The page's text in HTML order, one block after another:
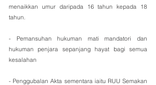
menaikkan umur daripada 16 tahun kepada 18
tahun.
- Pemansuhan hukuman mati mandatori dan
hukuman penjara sepanjang hayat bagi semua
kesalahan
- Penggubalan Akta sementara iaitu RUU Semakan